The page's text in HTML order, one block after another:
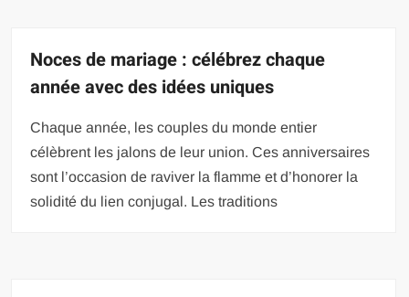
Noces de mariage : célébrez chaque
année avec des idées uniques
Chaque année, les couples du monde entier
célèbrent les jalons de leur union. Ces anniversaires
sont l’occasion de raviver la flamme et d’honorer la
solidité du lien conjugal. Les traditions